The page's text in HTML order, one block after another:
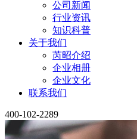
公司新闻
行业资讯
知识科普
关于我们
芮昭介绍
企业相册
企业文化
联系我们
400-102-2289